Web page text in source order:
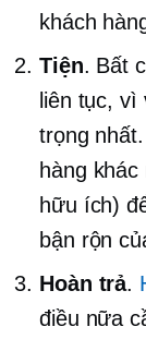
khách
Tiện. Bất
liên tục,
trọng
hàng
hữu ích)
bận rộn
Hoàn trả.
điều nữa